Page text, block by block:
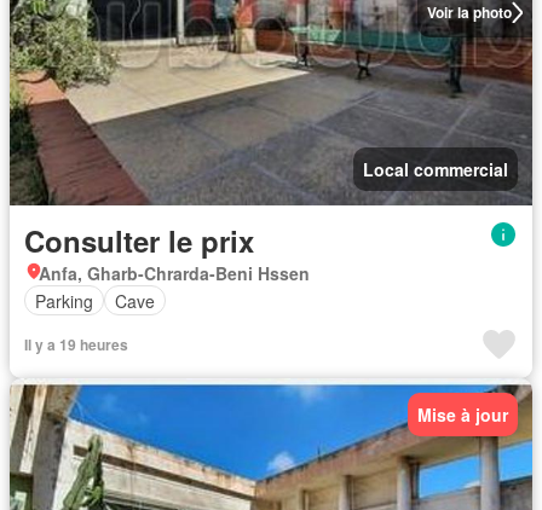
Voir la photo
Local commercial
Consulter le prix
Anfa, Gharb-Chrarda-Beni Hssen
Parking
Cave
Il y a 19 heures
Mise à jour